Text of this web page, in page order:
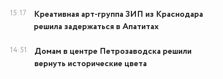
15:17
Креативная арт-группа ЗИП из Краснодара
решила задержаться в Апатитах
14:51
Домам в центре Петрозаводска решили
вернуть исторические цвета